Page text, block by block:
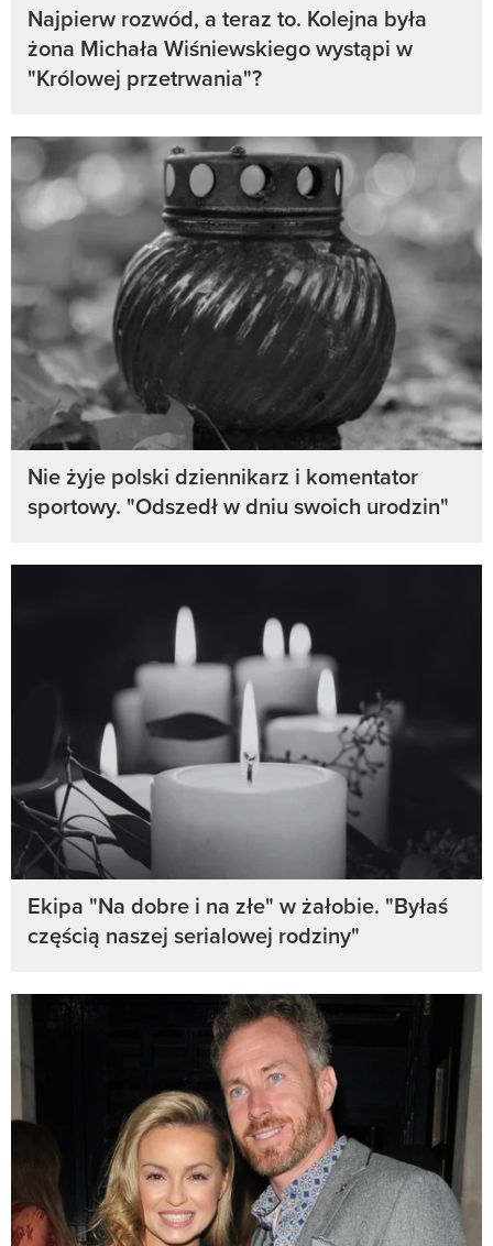
Najpierw rozwód, a teraz to. Kolejna była
żona Michała Wiśniewskiego wystąpi w
"Królowej przetrwania"?
Nie żyje polski dziennikarz i komentator
sportowy. "Odszedł w dniu swoich urodzin"
Ekipa "Na dobre i na złe" w żałobie. "Byłaś
częścią naszej serialowej rodziny"